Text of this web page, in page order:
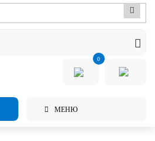
0
МЕНЮ